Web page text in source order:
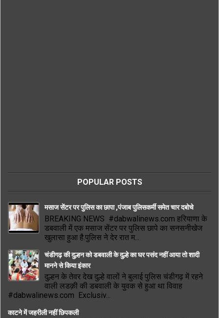
POPULAR POSTS
मसाज सेंटर पर पुलिस का छापा ,पंजाब पुलिसकर्मी समेत चार दबोचे
BREAKING NEWS #dabwalinews.com हरियाणा के
डबवाली में एक मसाज सेंटर पर पुलिस छापे का सनसनीखेज
खुलासा हुआ है.पुलिस ने देर रात म...
चंडीगढ़ की दुल्हन को डबवाली के दुल्हे का घर पसंद नहीं आया तो शादी
मानने से किया इंकार
दुल्हन के तेवर देख दुल्हे वालों ने बुलाई पुलिस चंडीगढ़ में रहने
वाली लडक़ी की डबवाली के युवक से हुआ था विवाह
#dabwalinews.com Exclusiv...
काटने में जहरीली नहीं छिपकली